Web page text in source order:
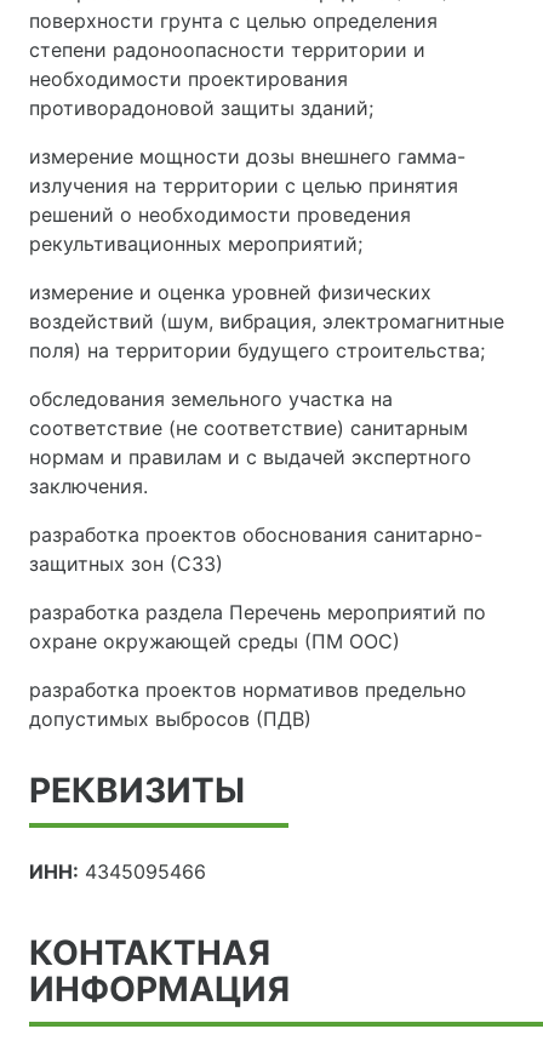
поверхности грунта с целью определения
степени радоноопасности территории и
необходимости проектирования
противорадоновой защиты зданий;
измерение мощности дозы внешнего гамма-
излучения на территории с целью принятия
решений о необходимости проведения
рекультивационных мероприятий;
измерение и оценка уровней физических
воздействий (шум, вибрация, электромагнитные
поля) на территории будущего строительства;
обследования земельного участка на
соответствие (не соответствие) санитарным
нормам и правилам и с выдачей экспертного
заключения.
разработка проектов обоснования санитарно-
защитных зон (СЗЗ)
разработка раздела Перечень мероприятий по
охране окружающей среды (ПМ ООС)
разработка проектов нормативов предельно
допустимых выбросов (ПДВ)
РЕКВИЗИТЫ
ИНН: 4345095466
КОНТАКТНАЯ
ИНФОРМАЦИЯ